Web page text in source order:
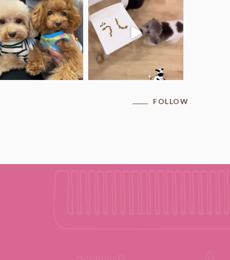
....
.
牛子ちゃん（りん）とオセロく
ん...
FOLLOW